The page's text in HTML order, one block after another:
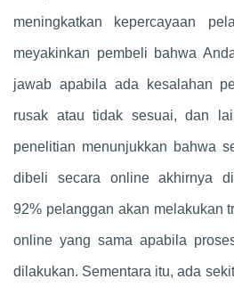
meningkatkan kepercayaan
meyakinkan pembeli bahwa
jawab apabila ada kesalahan
rusak atau tidak sesuai, dan
penelitian menunjukkan bahwa
dibeli secara online akhirnya
92% pelanggan akan melakukan
online yang sama apabila
dilakukan. Sementara itu, ada